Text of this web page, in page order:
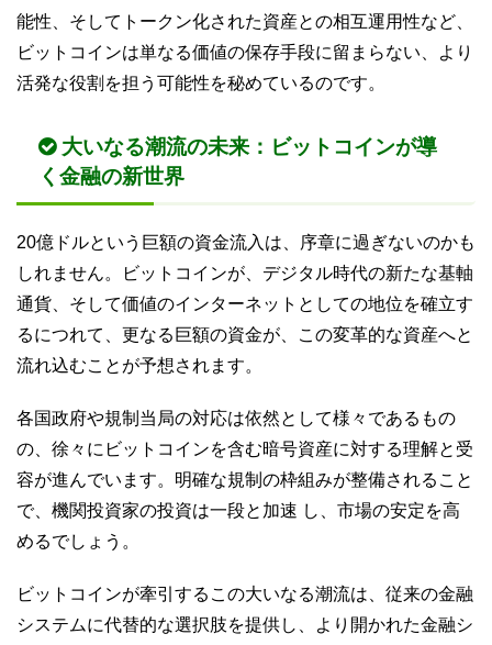
能性、そしてトークン化された資産との相互運用性など、
ビットコインは単なる価値の保存手段に留まらない、より
活発な役割を担う可能性を秘めているのです。
大いなる潮流の未来：ビットコインが導
く金融の新世界
20億ドルという巨額の資金流入は、序章に過ぎないのかも
しれません。ビットコインが、デジタル時代の新たな基軸
通貨、そして価値のインターネットとしての地位を確立す
るにつれて、更なる巨額の資金が、この変革的な資産へと
流れ込むことが予想されます。
各国政府や規制当局の対応は依然として様々であるもの
の、徐々にビットコインを含む暗号資産に対する理解と受
容が進んでいます。明確な規制の枠組みが整備されること
で、機関投資家の投資は一段と加速 し、市場の安定を高
めるでしょう。
ビットコインが牽引するこの大いなる潮流は、従来の金融
システムに代替的な選択肢を提供し、より開かれた金融シ